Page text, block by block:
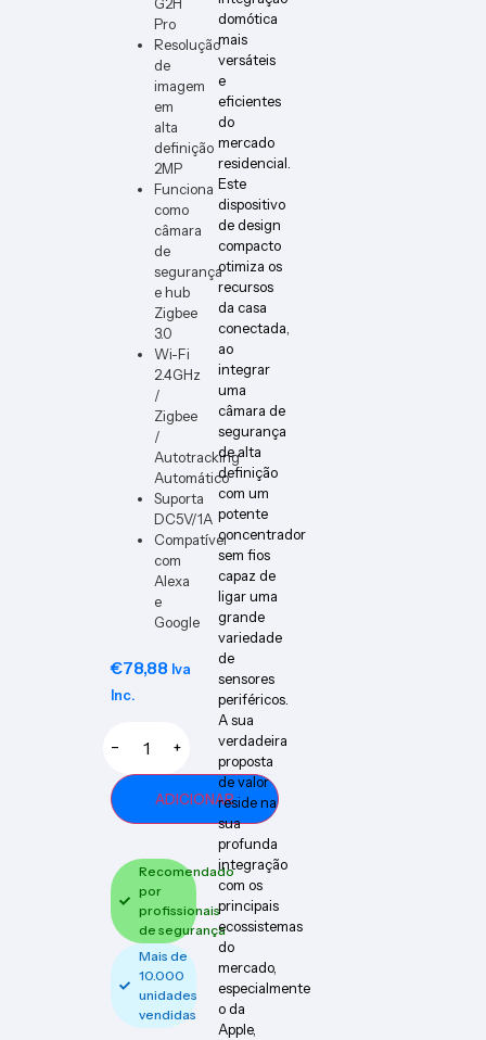
Pro
Resolução
de
imagem
em
alta
definição
2MP
Funciona
como
câmara
de
segurança
e hub
Zigbee
3.0
Wi-Fi
2.4GHz
/
Zigbee
/
Autotracking
Automático
Suporta
DC5V/1A
Compatível
com
Alexa
e
Google
€78,88 Iva
Inc.
− +
ADICIONAR
Recomendado
por
profissionais
de segurança
Mais de
10.000
unidades
vendidas
domótica
mais
versáteis
e
eficientes
do
mercado
residencial.
Este
dispositivo
de design
compacto
otimiza os
recursos
da casa
conectada,
ao
integrar
uma
câmara de
segurança
de alta
definição
com um
potente
concentrador
sem fios
capaz de
ligar uma
grande
variedade
de
sensores
periféricos.
A sua
verdadeira
proposta
de valor
reside na
sua
profunda
integração
com os
principais
ecossistemas
do
mercado,
especialmente
o da
Apple,